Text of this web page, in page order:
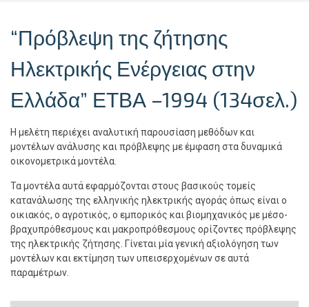
“Πρόβλεψη της ζήτησης
Ηλεκτρικής Ενέργειας στην
Ελλάδα” ΕΤΒΑ –1994 (134σελ.)
Η μελέτη περιέχει αναλυτική παρουσίαση μεθόδων και
μοντέλων ανάλυσης και πρόβλεψης με έμφαση στα δυναμικά
οικονομετρικά μοντέλα.
Τα μοντέλα αυτά εφαρμόζονται στους βασικούς τομείς
κατανάλωσης της ελληνικής ηλεκτρικής αγοράς όπως είναι ο
οικιακός, ο αγροτικός, ο εμπορικός και βιομηχανικός με μέσο-
βραχυπρόθεσμους και μακροπρόθεσμους ορίζοντες πρόβλεψης
της ηλεκτρικής ζήτησης. Γίνεται μία γενική αξιολόγηση των
μοντέλων και εκτίμηση των υπεισερχομένων σε αυτά
παραμέτρων.